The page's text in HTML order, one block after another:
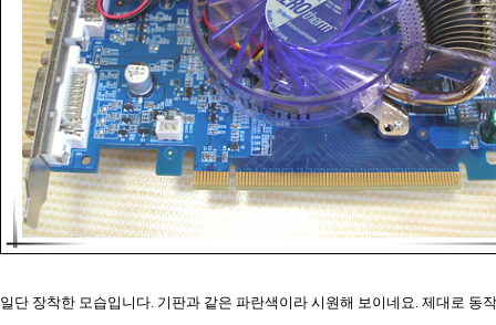
일단 장착한 모습입니다. 기판과 같은 파란색이라 시원해 보이네요. 제대로 동